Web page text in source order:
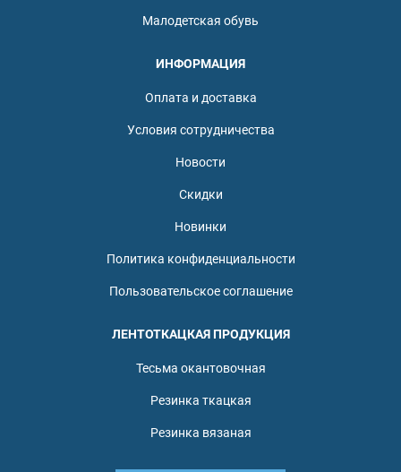
Малодетская обувь
ИНФОРМАЦИЯ
Оплата и доставка
Условия сотрудничества
Новости
Скидки
Новинки
Политика конфиденциальности
Пользовательское соглашение
ЛЕНТОТКАЦКАЯ ПРОДУКЦИЯ
Тесьма окантовочная
Резинка ткацкая
Резинка вязаная